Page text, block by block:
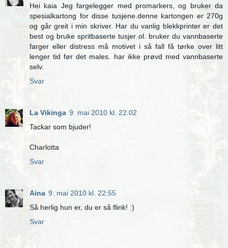
Hei kaia Jeg fargelegger med promarkers, og bruker da
spesialkartong for disse tusjene.denne kartongen er 270g
og går greit i min skriver. Har du vanlig blekkprinter er det
best og bruke spritbaserte tusjer ol. bruker du vannbaserte
farger eller distress må motivet i så fall få tørke over litt
lenger tid før det males. har ikke prøvd med vannbaserte
selv.
Svar
La Vikinga 9. mai 2010 kl. 22:02
Tackar som bjuder!
Charlotta
Svar
Aina 9. mai 2010 kl. 22:55
Så herlig hun er, du er så flink! :)
Svar